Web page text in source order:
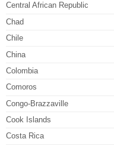
Central African Republic
Chad
Chile
China
Colombia
Comoros
Congo-Brazzaville
Cook Islands
Costa Rica